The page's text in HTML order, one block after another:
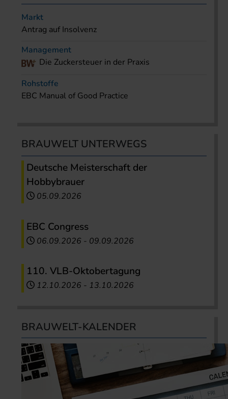
Markt
Antrag auf Insolvenz
Management
Die Zuckersteuer in der Praxis
Rohstoffe
EBC Manual of Good Practice
BRAUWELT UNTERWEGS
Deutsche Meisterschaft der
Hobbybrauer
05.09.2026
EBC Congress
06.09.2026 - 09.09.2026
110. VLB-Oktobertagung
12.10.2026 - 13.10.2026
BRAUWELT-KALENDER